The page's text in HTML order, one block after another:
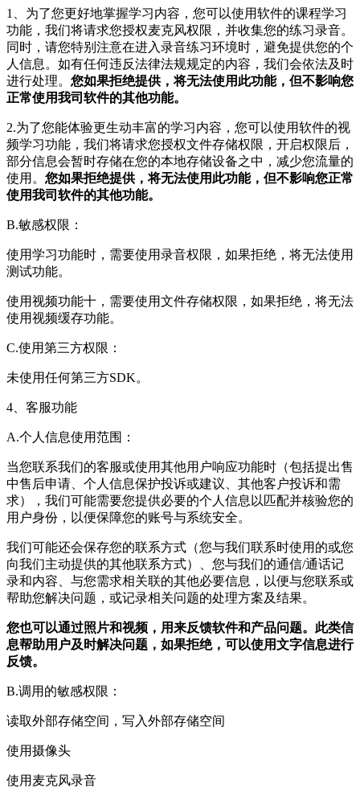
1、为了您更好地掌握学习内容，您可以使用软件的课程学习
功能，我们将请求您授权麦克风权限，并收集您的练习录音。
同时，请您特别注意在进入录音练习环境时，避免提供您的个
人信息。如有任何违反法律法规规定的内容，我们会依法及时
进行处理。 您如果拒绝提供，将无法使用此功能，但不影响您
正常使用我司软件的其他功能。
2.为了您能体验更生动丰富的学习内容，您可以使用软件的视
频学习功能，我们将请求您授权文件存储权限，开启权限后，
部分信息会暂时存储在您的本地存储设备之中，减少您流量的
使用。 您如果拒绝提供，将无法使用此功能，但不影响您正常
使用我司软件的其他功能。
B.敏感权限：
使用学习功能时，需要使用录音权限，如果拒绝，将无法使用
测试功能。
使用视频功能十，需要使用文件存储权限，如果拒绝，将无法
使用视频缓存功能。
C.使用第三方权限：
未使用任何第三方SDK。
4、客服功能
A.个人信息使用范围：
当您联系我们的客服或使用其他用户响应功能时（包括提出售
中售后申请、个人信息保护投诉或建议、其他客户投诉和需
求），我们可能需要您提供必要的个人信息以匹配并核验您的
用户身份，以便保障您的账号与系统安全。
我们可能还会保存您的联系方式（您与我们联系时使用的或您
向我们主动提供的其他联系方式）、您与我们的通信/通话记
录和内容、与您需求相关联的其他必要信息，以便与您联系或
帮助您解决问题，或记录相关问题的处理方案及结果。
您也可以通过照片和视频，用来反馈软件和产品问题。此类信
息帮助用户及时解决问题，如果拒绝，可以使用文字信息进行
反馈。
B.调用的敏感权限：
读取外部存储空间，写入外部存储空间
使用摄像头
使用麦克风录音